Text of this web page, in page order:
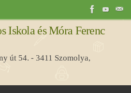
Iskola és Móra Ferenc
út 54. - 3411 Szomolya,